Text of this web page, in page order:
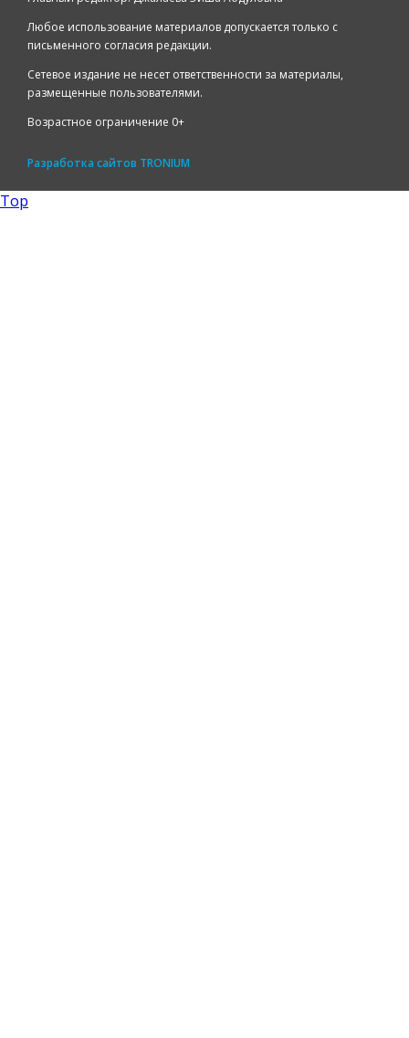
Любое использование материалов допускается только с
письменного согласия редакции.
Сетевое издание не несет ответственности за материалы,
размещенные пользователями.
Возрастное ограничение 0+
Разработка сайтов TRONIUM
Top